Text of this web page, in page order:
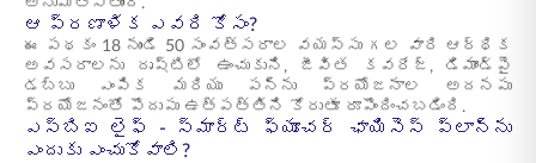
అనుమతిస్తుంది.
ఆ ప్రణాళిక ఎవరి కోసం?
ఈ పథకం 18 నుండి 50 సంవత్సరాల వయస్సు గల వారి ఆర్థిక
అవసరాలను దృష్టిలో ఉంచుకుని, జీవిత కవరేజ్, డిమాండ్‌పై
డబ్బు ఎంపిక మరియు పన్ను ప్రయోజనాల అదనపు
ప్రయోజనంతో పొదుపు ఉత్పత్తిని కోరుతూ రూపొందించబడింది.
ఎస్‌బిఐ లైఫ్ - స్మార్ట్ ఫ్యూచర్ ఛాయిసెస్ ప్లాన్‌ను
ఎందుకు ఎంచుకోవాలి?